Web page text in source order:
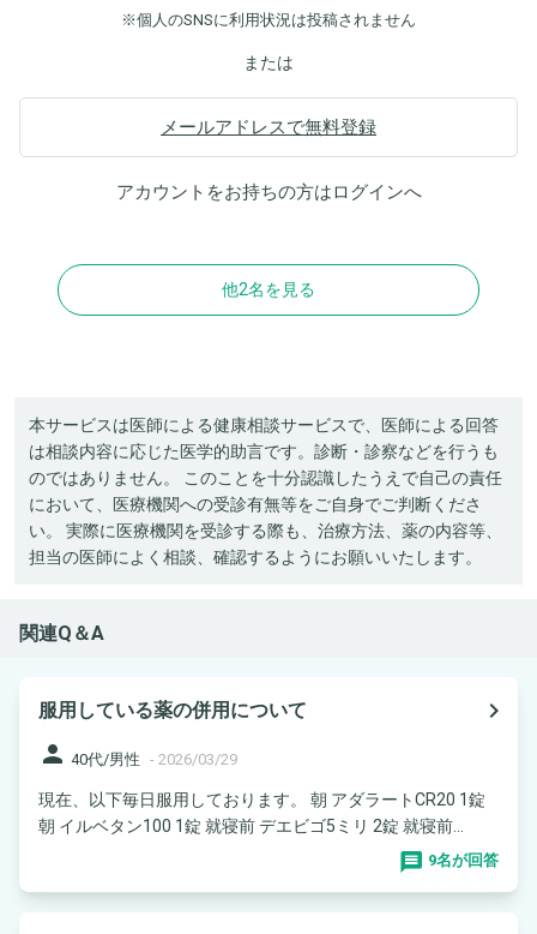
※個人のSNSに利用状況は投稿されません
または
メールアドレスで無料登録
アカウントをお持ちの方はログインへ
他2名を見る
本サービスは医師による健康相談サービスで、医師による回答
は相談内容に応じた医学的助言です。診断・診察などを行うも
のではありません。 このことを十分認識したうえで自己の責任
において、医療機関への受診有無等をご自身でご判断くださ
い。 実際に医療機関を受診する際も、治療方法、薬の内容等、
担当の医師によく相談、確認するようにお願いいたします。
関連Q＆A
服用している薬の併用について
navigate_next
person 40代/男性 - 2026/03/29
現在、以下毎日服用しております。 朝 アダラートCR20 1錠
朝 イルベタン100 1錠 就寝前 デエビゴ5ミリ 2錠 就寝前...
9名が回答